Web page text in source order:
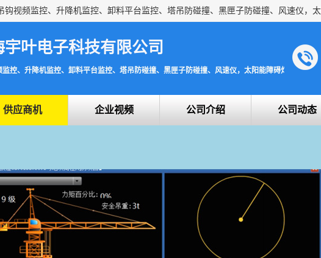
宇叶电子科技有限公司
监控、升降机监控、卸料平台监控、塔吊防碰撞、黑匣子防碰撞、风速仪，太阳能障碍灯安全提示灯
供应商机 企业视频 公司介绍 公司动态